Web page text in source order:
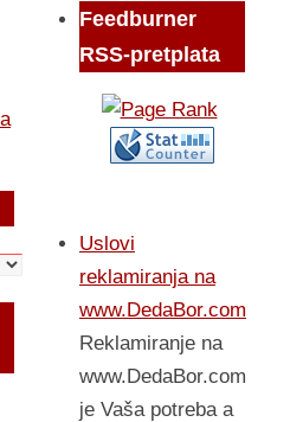
Feedburner
RSS-pretplata
Uslovi
reklamiranja na
www.DedaBor.com
Reklamiranje na
www.DedaBor.com
je Vaša potreba a